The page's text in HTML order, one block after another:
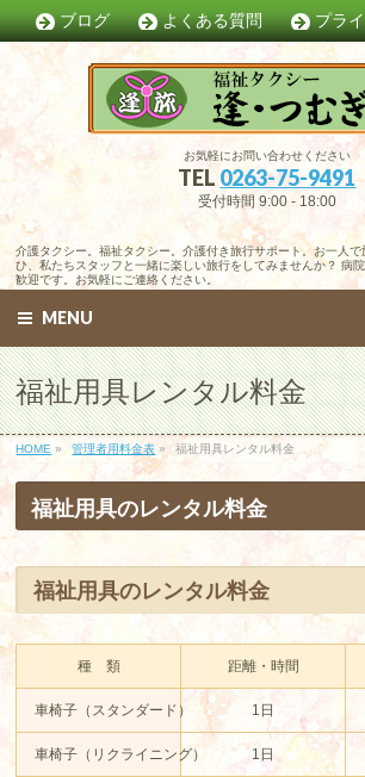
ブログ よくある質問 プラ
お気軽にお問い合わせください
TEL 0263-75-9491
受付時間 9:00 - 18:00
介護タクシー。福祉タクシー。介護付き旅行サポート。お一人
ひ、私たちスタッフと一緒に楽しい旅行をしてみませんか？ 病
歓迎です。お気軽にご連絡ください。
MENU
福祉用具レンタル料金
HOME » 管理者用料金表» 福祉用具レンタル料金
福祉用具のレンタル料金
福祉用具のレンタル料金
種 類 距離・時間
車椅子（スタンダード） 1日
車椅子（リクライニング） 1日